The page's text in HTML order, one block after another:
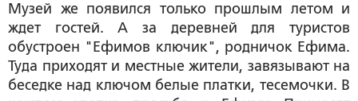
Музей же появился только прошлым летом и
ждет гостей. А за деревней для туристов
обустроен "Ефимов ключик", родничок Ефима.
Туда приходят и местные жители, завязывают на
беседке над ключом белые платки, тесемочки. В